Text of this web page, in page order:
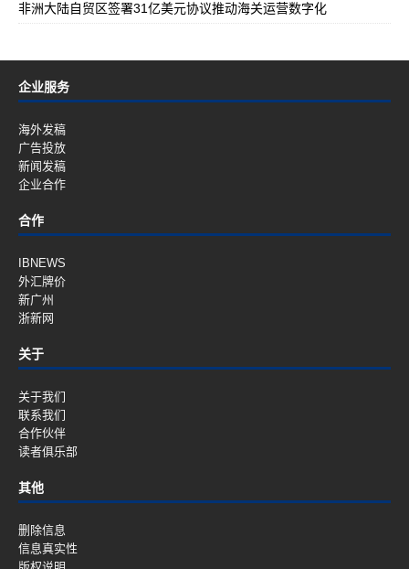
非洲大陆自贸区签署31亿美元协议推动海关运营数字化
企业服务
海外发稿
广告投放
新闻发稿
企业合作
合作
IBNEWS
外汇牌价
新广州
浙新网
关于
关于我们
联系我们
合作伙伴
读者俱乐部
其他
删除信息
信息真实性